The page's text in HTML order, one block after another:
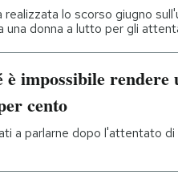
realizzata lo scorso giugno
una donna a lutto per gli
è impossibile
cento
a parlarne dopo l'attentato